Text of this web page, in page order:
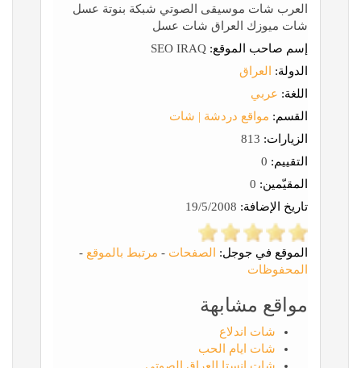
العرب شات موسيقى الصوتي شبكة بنوتة عسل
شات ميوزك العراق شات عسل
إسم صاحب الموقع:
الدولة:
العراق
اللغة: عربي
القسم: مواقع دردشة | شات
الزيارات:
التقييم:
المقيّمين:
تاريخ الإضافة:
الموقع في جوجل: الصفحات - مرتبط بالموقع -
المحفوظات
مواقع مشابهة
شات اندلاع
شات ايام الحب